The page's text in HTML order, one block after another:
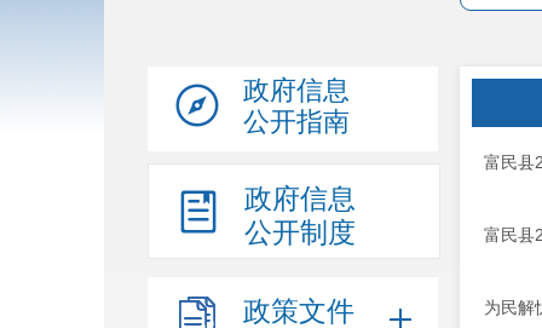
政府信息
公开指南
政府信息
公开制度
政策文件
富民县
富民县
为民解